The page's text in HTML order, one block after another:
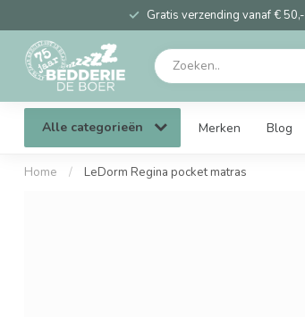
Gratis verzending vanaf € 50,-
Alle categorieën Merken Blog
Home / LeDorm Regina pocket matras